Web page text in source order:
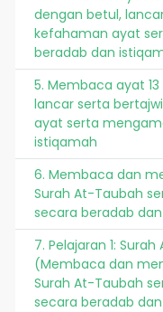
dengan betul,
kefahaman ayat
beradab dan
5. Membaca ayat
lancar serta
ayat serta
istiqamah
6. Membaca dan
Surah At-Taubah
secara beradab
7. Pelajaran 1:
(Membaca dan
Surah At-Taubah
secara beradab